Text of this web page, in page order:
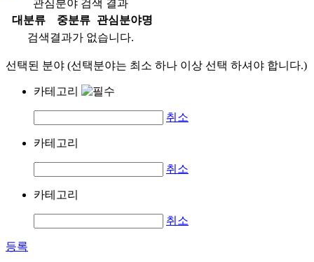
관심분야 검색 결과
대분류
중분류
관심분야명
검색결과가 없습니다.
선택된 분야 (선택분야는 최소 하나 이상 선택 하셔야 합니다.)
카테고리
취소
카테고리
취소
카테고리
취소
등록